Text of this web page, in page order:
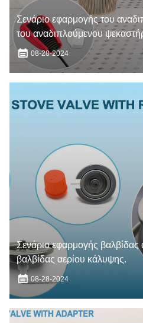
Σενάριο εφαρμογής του
του αναδιπλούμενου
κεφαλιού ψεκαστήρα
08-28-2024
Σενάριο εφαρμογής βαλβίδας
βαλβίδας αερίου κάλυψης.
08-28-2024